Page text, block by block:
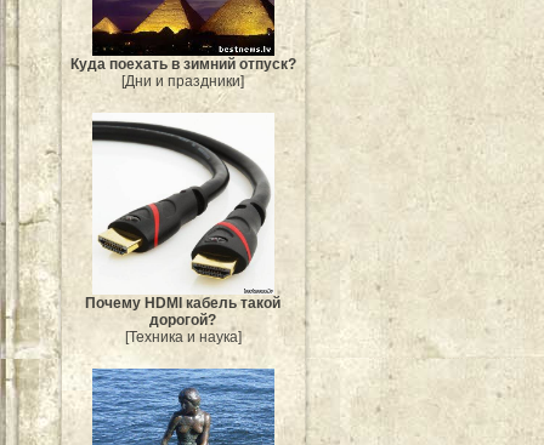
Куда поехать в зимний отпуск?
[Дни и праздники]
Почему HDMI кабель такой
дорогой?
[Техника и наука]